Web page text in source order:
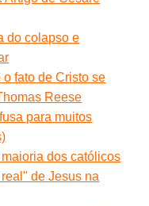
do colapso e
fato de Cristo se
Reese
para muitos
dos católicos
de Jesus na